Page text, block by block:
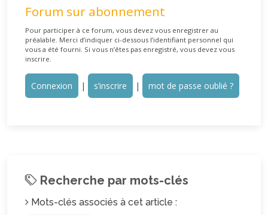
Forum sur abonnement
Pour participer à ce forum, vous devez vous enregistrer au
préalable. Merci d’indiquer ci-dessous l’identifiant personnel qui
vous a été fourni. Si vous n’êtes pas enregistré, vous devez vous
inscrire.
Connexion | s’inscrire | mot de passe oublié ?
Recherche par mots-clés
Mots-clés associés à cet article :